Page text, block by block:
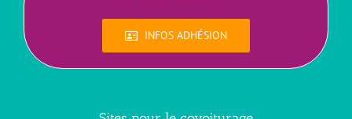
INFOS ADHÉSION